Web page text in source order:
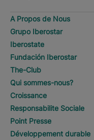
A Propos de Nous
Grupo Iberostar
Iberostate
Fundación Iberostar
The-Club
Qui sommes-nous?
Croissance
Responsabilite Sociale
Point Presse
Développement durable